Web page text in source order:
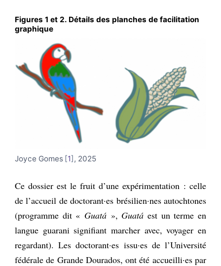
Figures 1 et 2. Détails des planches de facilitation
graphique
Joyce Gomes 1 , 2025
Ce dossier est le fruit d’une expérimentation : celle
de l’accueil de doctorant·es brésilien·nes autochtones
(programme dit « Guatá », Guatá est un terme en
langue guarani signifiant marcher avec, voyager en
regardant). Les doctorant·es issu·es de l’Université
fédérale de Grande Dourados, ont été accueilli·es par